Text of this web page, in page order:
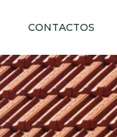
CONTACTOS